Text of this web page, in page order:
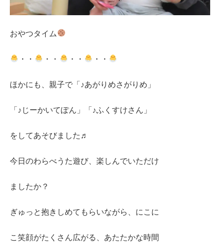
おやつタイム
・・ ・・ ・・ ・・
ほかにも、親子で「♪あがりめさがりめ」
「♪じーかいてぽん」「♪ふくすけさん」
をしてあそびました♬
今日のわらべうた遊び、楽しんでいただけ
ましたか？
ぎゅっと抱きしめてもらいながら、にこに
こ笑顔がたくさん広がる、あたたかな時間